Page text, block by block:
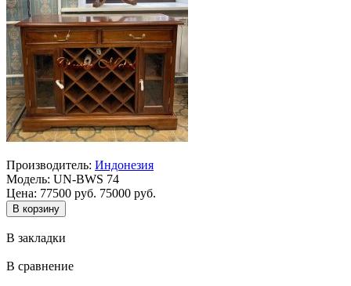
Производитель: Индонезия
Модель: UN-BWS 74
Цена: 77500 руб. 75000 руб.
В закладки
В сравнение